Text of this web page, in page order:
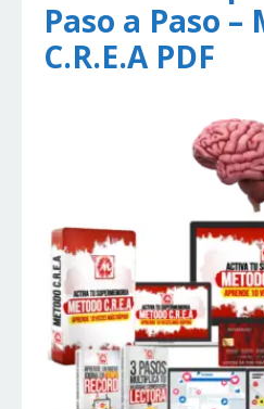
Paso a Paso –
C.R.E.A PDF